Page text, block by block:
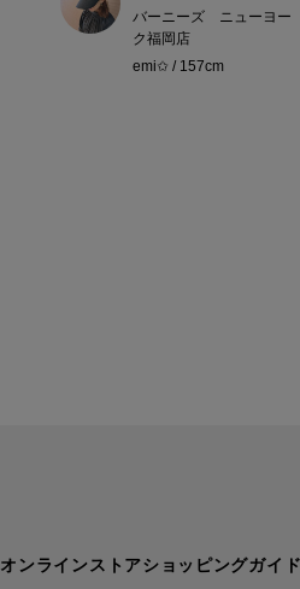
バーニーズ ニューヨー
ク福岡店
emi✩ / 157cm
オンラインストアショッピングガイド